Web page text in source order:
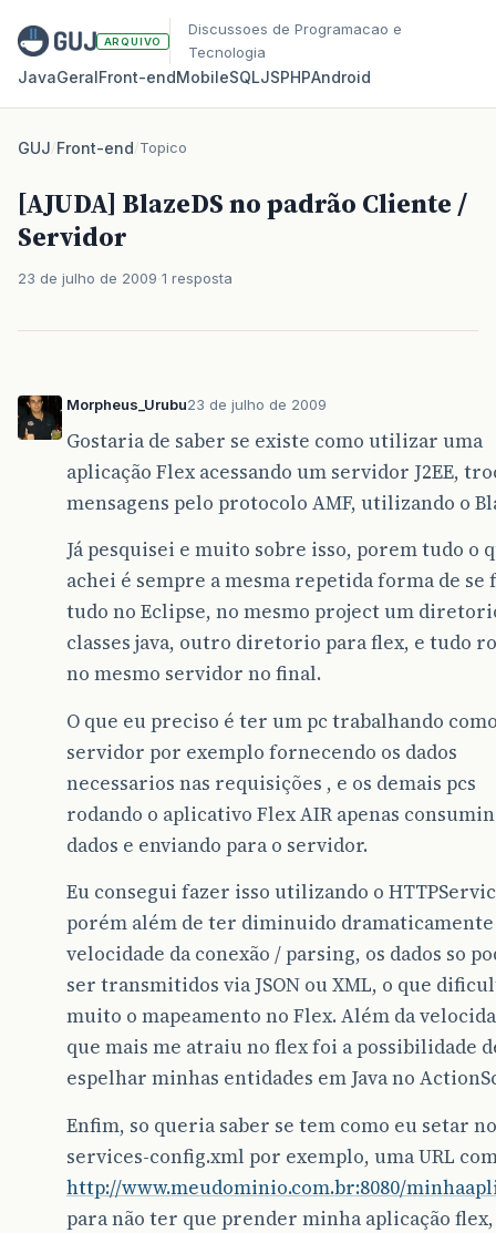
ARQUIVO
Discussoes de Programacao e
Tecnologia
JavaGeralFront‑endMobileSQLJSPHPAndroid
GUJ/Front-end/Topico
[AJUDA] BlazeDS no padrão Cliente /
Servidor
23 de julho de 2009 1 resposta
Morpheus_Urubu23 de julho de 2009
Gostaria de saber se existe como utilizar uma
aplicação Flex acessando um servidor J2EE,
mensagens pelo protocolo AMF, utilizando o
Já pesquisei e muito sobre isso, porem tudo o
achei é sempre a mesma repetida forma de se
tudo no Eclipse, no mesmo project um
classes java, outro diretorio para flex, e tudo
no mesmo servidor no final.
O que eu preciso é ter um pc trabalhando
servidor por exemplo fornecendo os dados
necessarios nas requisições , e os demais pcs
rodando o aplicativo Flex AIR apenas
dados e enviando para o servidor.
Eu consegui fazer isso utilizando o
porém além de ter diminuido dramaticamente
velocidade da conexão / parsing, os dados so
ser transmitidos via JSON ou XML, o que
muito o mapeamento no Flex. Além da
que mais me atraiu no flex foi a possibilidade
espelhar minhas entidades em Java no
Enfim, so queria saber se tem como eu setar
services-config.xml por exemplo, uma URL
http://www.meudominio.com.br:8080/
para não ter que prender minha aplicação flex,